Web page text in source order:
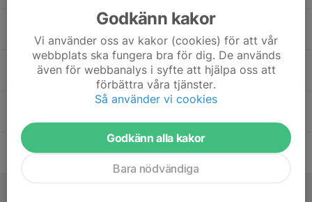
20
Godkänn kakor
Vi använder oss av kakor (cookies) för att vår
webbplats ska fungera bra för dig. De används
även för webbanalys i syfte att hjälpa oss att
förbättra våra tjänster.
Så använder vi cookies
Godkänn alla kakor
Bara nödvändiga